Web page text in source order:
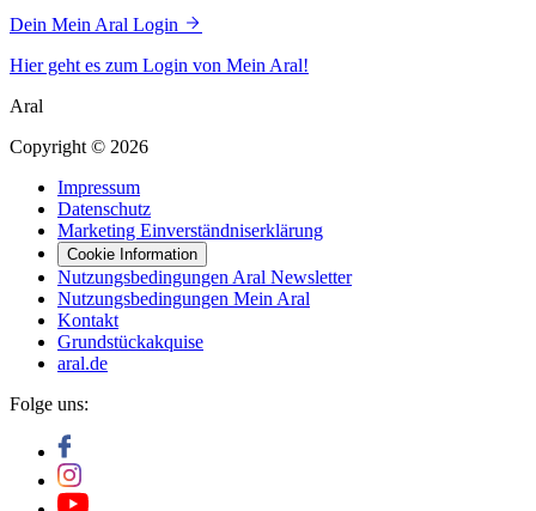
Dein Mein Aral Login
Hier geht es zum Login von Mein Aral!
Aral
Copyright © 2026
Impressum
Datenschutz
Marketing Einverständniserklärung
Cookie Information
Nutzungsbedingungen Aral Newsletter
Nutzungsbedingungen Mein Aral
Kontakt
Grundstückakquise
aral.de
Folge uns: